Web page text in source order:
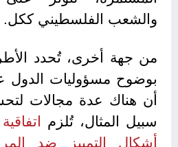
والشعب الفلسطيني ككل.
من جهة أخرى، تُحدد الأطر
بوضوح مسؤوليات الدول
أن هناك عدة مجالات
سبيل المثال، تُلزم
أشكال التمييز ضد